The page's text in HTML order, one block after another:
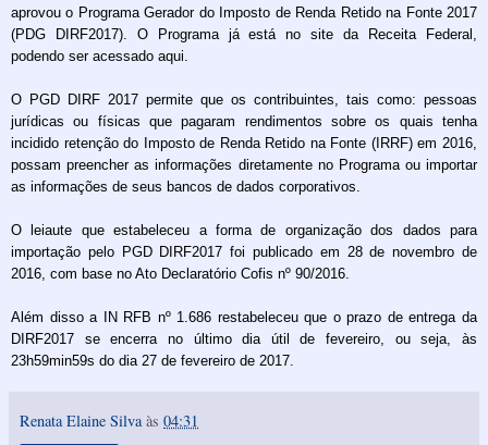
aprovou o Programa Gerador do Imposto de Renda Retido na Fonte 2017
(PDG DIRF2017). O Programa já está no site da Receita Federal,
podendo ser acessado aqui.
O PGD DIRF 2017 permite que os contribuintes, tais como: pessoas
jurídicas ou físicas que pagaram rendimentos sobre os quais tenha
incidido retenção do Imposto de Renda Retido na Fonte (IRRF) em 2016,
possam preencher as informações diretamente no Programa ou importar
as informações de seus bancos de dados corporativos.
O leiaute que estabeleceu a forma de organização dos dados para
importação pelo PGD DIRF2017 foi publicado em 28 de novembro de
2016, com base no Ato Declaratório Cofis nº 90/2016.
Além disso a IN RFB nº 1.686 restabeleceu que o prazo de entrega da
DIRF2017 se encerra no último dia útil de fevereiro, ou seja, às
23h59min59s do dia 27 de fevereiro de 2017.
Renata Elaine Silva às 04:31